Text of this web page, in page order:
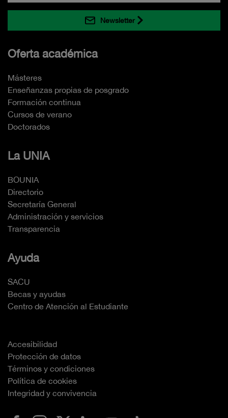
Newsletter
Oferta académica
Másteres
Enseñanzas propias de posgrado
Formación continua
Cursos de verano
Doctorados
La UNIA
BOUNIA
Directorio
Secretaría General
Administración y servicios
Transparencia
Ayuda
SACU
Becas y ayudas
Centro de Atención al Estudiante
Accesibilidad
Protección de datos
Términos y condiciones
Política de cookies
Integridad y convivencia